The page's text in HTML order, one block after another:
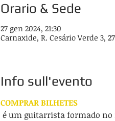
Orario & Sede
27 gen 2024, 21:30
Carnaxide, R. Cesário Verde 3,
Info sull'evento
COMPRAR BILHETES